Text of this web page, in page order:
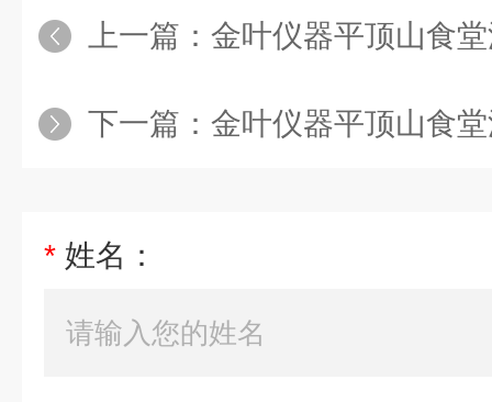
上一篇： 金叶仪器平顶山食堂油烟
下一篇： 金叶仪器平顶山食堂油烟
* 姓名：